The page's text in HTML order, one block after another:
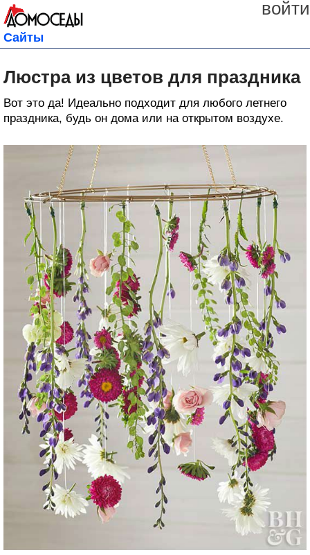
войти
Сайты
Люстра из цветов для праздника
Bот это да! Идеально подходит для любого летнего
праздника, будь он дома или на открытом воздухе.